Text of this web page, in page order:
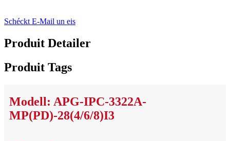
Schéckt E-Mail un eis
Produit Detailer
Produit Tags
Modell: APG-IPC-3322A-
MP(PD)-28(4/6/8)I3